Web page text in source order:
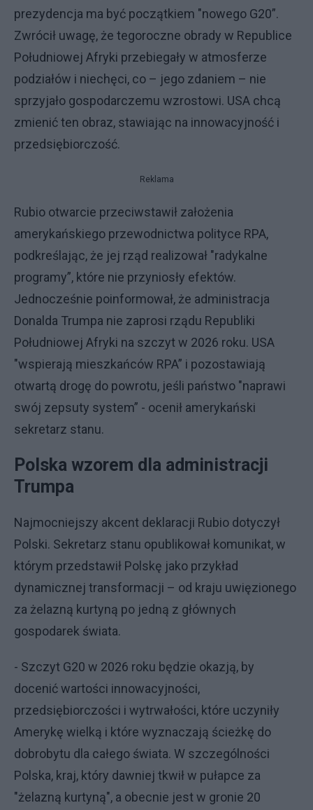
prezydencja ma być początkiem "nowego G20”.
Zwrócił uwagę, że tegoroczne obrady w Republice
Południowej Afryki przebiegały w atmosferze
podziałów i niechęci, co – jego zdaniem – nie
sprzyjało gospodarczemu wzrostowi. USA chcą
zmienić ten obraz, stawiając na innowacyjność i
przedsiębiorczość.
Reklama
Rubio otwarcie przeciwstawił założenia
amerykańskiego przewodnictwa polityce RPA,
podkreślając, że jej rząd realizował "radykalne
programy”, które nie przyniosły efektów.
Jednocześnie poinformował, że administracja
Donalda Trumpa nie zaprosi rządu Republiki
Południowej Afryki na szczyt w 2026 roku. USA
"wspierają mieszkańców RPA” i pozostawiają
otwartą drogę do powrotu, jeśli państwo "naprawi
swój zepsuty system” - ocenił amerykański
sekretarz stanu.
Polska wzorem dla administracji
Trumpa
Najmocniejszy akcent deklaracji Rubio dotyczył
Polski. Sekretarz stanu opublikował komunikat, w
którym przedstawił Polskę jako przykład
dynamicznej transformacji – od kraju uwięzionego
za żelazną kurtyną po jedną z głównych
gospodarek świata.
- Szczyt G20 w 2026 roku będzie okazją, by
docenić wartości innowacyjności,
przedsiębiorczości i wytrwałości, które uczyniły
Amerykę wielką i które wyznaczają ścieżkę do
dobrobytu dla całego świata. W szczególności
Polska, kraj, który dawniej tkwił w pułapce za
"żelazną kurtyną", a obecnie jest w gronie 20